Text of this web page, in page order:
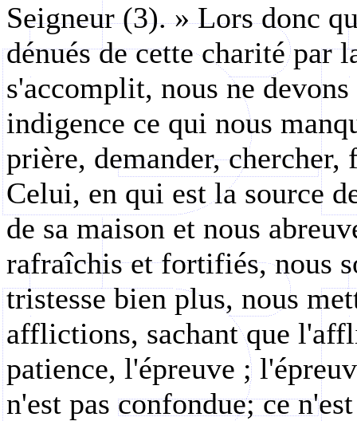
Seigneur (3). » Lors donc
dénués de cette charité
s'accomplit, nous ne
indigence ce qui nous
prière, demander,
Celui, en qui est la source
de sa maison et nous
rafraîchis et fortifiés, nous
tristesse bien plus, nous
afflictions, sachant que
patience, l'épreuve ;
n'est pas confondue; ce